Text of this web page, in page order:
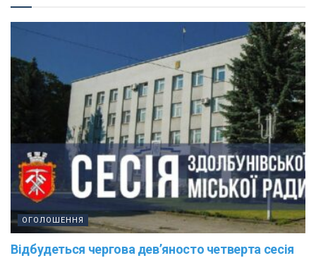
ОГОЛОШЕННЯ
Відбудеться чергова дев’яносто четверта сесія